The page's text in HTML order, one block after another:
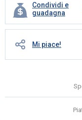
Condividi e
guadagna
Mi piace!